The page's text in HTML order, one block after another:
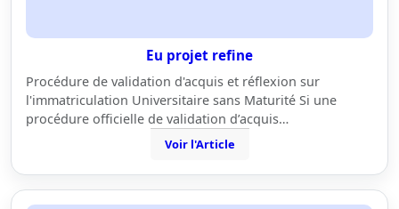
Eu projet refine
Procédure de validation d'acquis et réflexion sur
l'immatriculation Universitaire sans Maturité Si une
procédure officielle de validation d’acquis…
Voir l'Article